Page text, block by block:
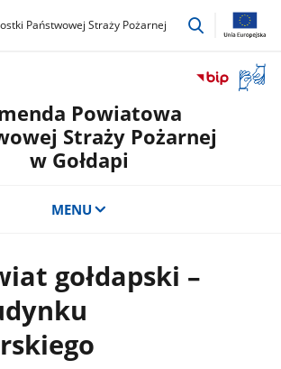
Państwowej Straży Pożarnej
przejdź
okno
Powiatowa
Straży Pożarnej
w Gołdapi
MENU
gołdapski –